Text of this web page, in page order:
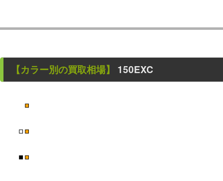
【カラー別の買取相場】 150EXC
■
■ ■
■ ■